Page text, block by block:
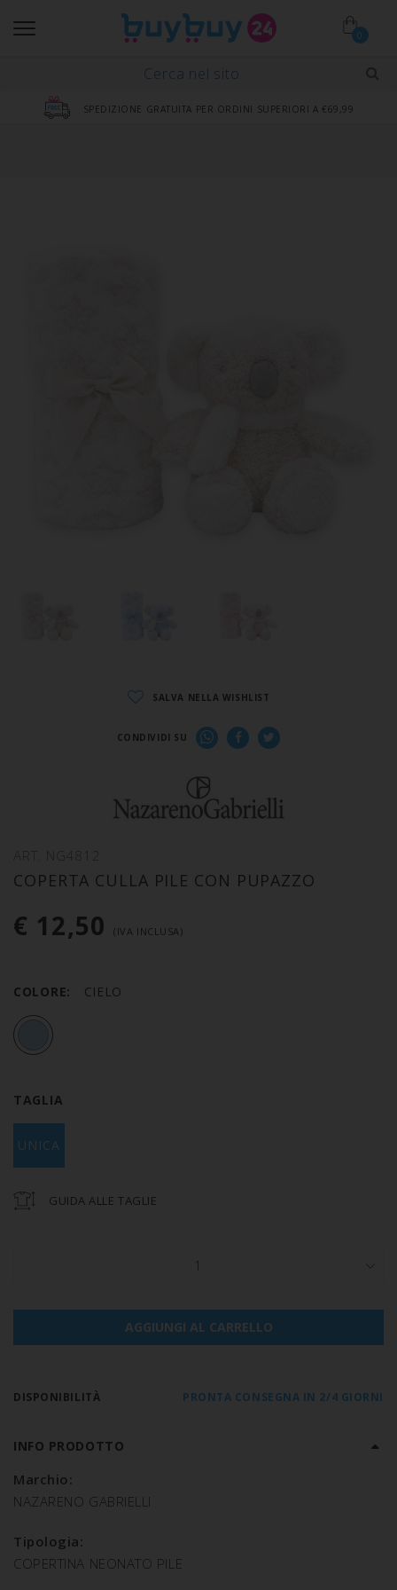
0
SPEDIZIONE GRATUITA PER ORDINI SUPERIORI A €69,99
SALVA NELLA WISHLIST
CONDIVIDI SU
COPERTA CULLA PILE CON PUPAZZO
€ 12,50 (IVA INCLUSA)
COLORE: CIELO
TAGLIA
UNICA
GUIDA ALLE TAGLIE
1
AGGIUNGI AL CARRELLO
DISPONIBILITÀ PRONTA CONSEGNA IN 2/4 GIORNI
INFO PRODOTTO
Marchio:
NAZARENO GABRIELLI
Tipologia:
COPERTINA NEONATO PILE